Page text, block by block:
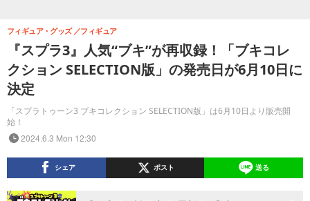
『スプラ3』人気“ブキ”が再収録！「ブキコレ
クション SELECTION版」の発売日が6月10日に
決定
「スプラトゥーン3 ブキコレクション SELECTION版」は6月10日より販売開
始！
フィギュア・グッズ フィギュア
2024.6.3 Mon 12:30
シェア ポスト 送る